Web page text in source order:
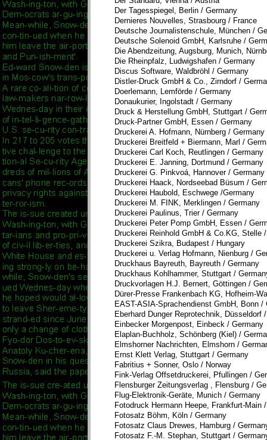
Der Tagesspiegel, Berlin / Germany
Dernieres Nouvelles, Strasbourg / France
Deutsche Journalistenschule, München /
Deutsche Solenoid GmbH, Karlsruhe /
Die Abendzeitung, Augsburg, Munich,
Die Rheinpfalz, Ludwigshafen / Germany
Discus Software, Waldbröhl / Germany
Distler-Druck GmbH & Co., Zirndorf /
Doerlemann, Lemförde / Germany
Donaukurier, Ingolstadt / Germany
Druck & Herstellung GmbH, Stuttgart /
Druck-Partner GmbH, Essen / Germany
Druckerei A. Hofmann, Nürnberg / Germany
Druckerei Breitfeld + Biermann, Marl /
Druckerei Carl Koch, Reutlingen / Germany
Druckerei E. Janning, Dortmund / Germany
Druckerei G. Pinkvoá, Hannover / Germany
Druckerei Haack, Nordseebad Büsum /
Druckerei Haubold, Eschwege /Germany
Druckerei M. FINK, Merklingen / Germany
Druckerei Paulinus, Trier / Germany
Druckerei Peter Pomp GmbH, Essen /
Druckerei Reinhold GmbH & Co.KG, Stelle
Druckerei Szikra, Budapest / Hungary
Druckerei u. Verlag Hofmann, Nienburg /
Druckhaus Bayreuth, Bayreuth / Germany
Druckhaus Kohlhammer, Stuttgart /
Druckvorlagen H.J. Bernert, Göttingen /
Dürer-Presse Frankenbach KG, Hofheim-
EAST-ASIA-Sprachendienst GmbH, Bonn /
Eberhard Dunger Reprotechnik, Düsseldorf
Einbecker Morgenpost, Einbeck / Germany
Elaplan-Buchholz, Schönberg (Kiel) /
Elmshorner Nachrichten, Elmshorn /
Ernst Klett Verlag, Stuttgart / Germany
Fabritius + Sonner, Oslo / Norway
Fink-Verlag Offsetdruckerei, Pfullingen /
Flensburger Zeitungsverlag , Flensburg /
Flug-Elektronik-Geräte, Munich / Germany
Fotodruck Hermann Heepe, Frankfurt-Main
Fotosatz Böhm, Köln / Germany
Fotosatz Claus Drewes, Hamburg /
Fotosatz F.-M. Stephan, Stuttgart /